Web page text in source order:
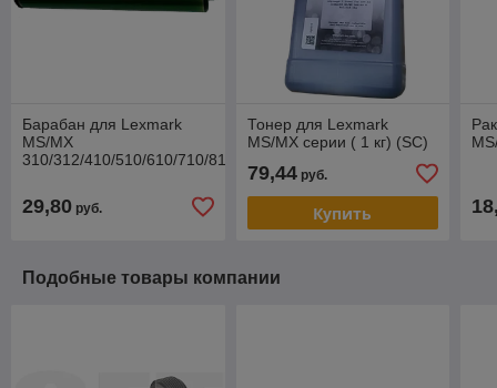
Барабан для Lexmark
MS/MX
310/312/410/510/610/710/810
29,80 руб.
Тонер для Lexmark
MS/MX серии ( 1 кг) (SC)
79,44руб.
Купить
Подобные товары компании